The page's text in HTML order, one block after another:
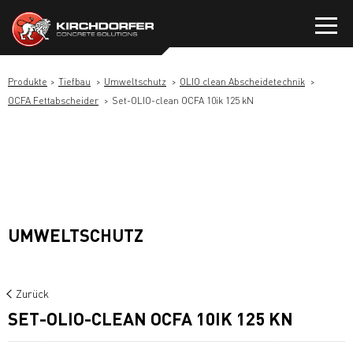
Inhalt
springen
Produkte Tiefbau Umweltschutz
OLIO clean Abscheidetechnik
OCFA Fettabscheider
Set-OLIO-clean OCFA 10ik 125 kN
UMWELTSCHUTZ
Zurück
SET-OLIO-CLEAN OCFA 10IK 125 KN